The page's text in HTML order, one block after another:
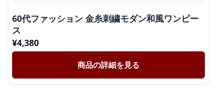
60代ファッション 金糸刺繍モダン和風ワンピー
ス
¥4,380
商品の詳細を見る